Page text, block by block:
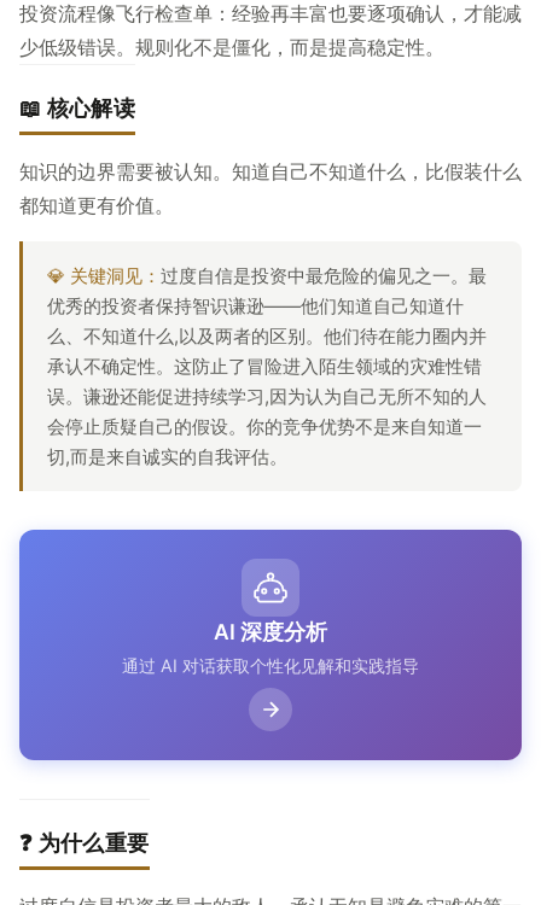
投资流程像飞行检查单：经验再丰富也要逐项确认，才能减
少低级错误。规则化不是僵化，而是提高稳定性。
📖 核心解读
知识的边界需要被认知。知道自己不知道什么，比假装什么
都知道更有价值。
💎 关键洞见： 过度自信是投资中最危险的偏见之一。最
优秀的投资者保持智识谦逊——他们知道自己知道什
么、不知道什么,以及两者的区别。他们待在能力圈内并
承认不确定性。这防止了冒险进入陌生领域的灾难性错
误。谦逊还能促进持续学习,因为认为自己无所不知的人
会停止质疑自己的假设。你的竞争优势不是来自知道一
切,而是来自诚实的自我评估。
AI 深度分析
通过 AI 对话获取个性化见解和实践指导
❓ 为什么重要